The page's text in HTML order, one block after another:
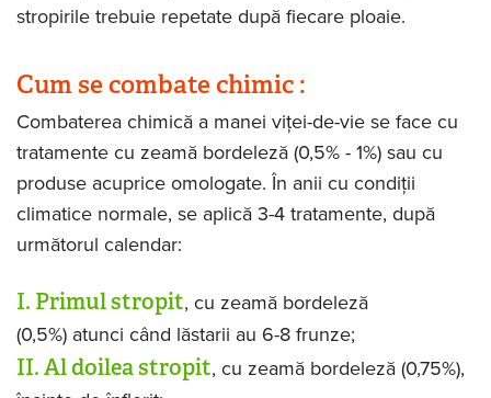
stropirile trebuie repetate după fiecare ploaie.
Cum se combate chimic :
Combaterea chimică a manei viței-de-vie se face cu
tratamente cu zeamă bordeleză (0,5% - 1%) sau cu
produse acuprice omologate. În anii cu condiții
climatice normale, se aplică 3-4 tratamente, după
următorul calendar:
I. Primul stropit, cu zeamă bordeleză
(0,5%) atunci când lăstarii au 6-8 frunze;
II. Al doilea stropit, cu zeamă bordeleză (0,75%),